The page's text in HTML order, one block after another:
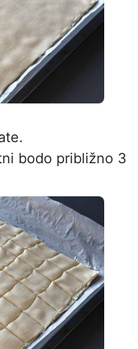
bodo približno 3